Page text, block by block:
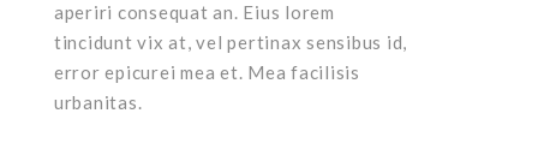
aperiri consequat an. Eius lorem
tincidunt vix at, vel pertinax sensibus id,
error epicurei mea et. Mea facilisis
urbanitas.